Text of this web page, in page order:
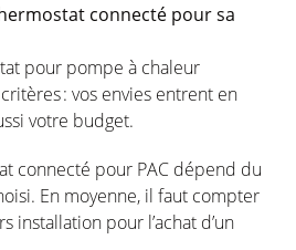
connecté poursa
pour pompe à chaleur
critères: vos envies entrent en
votre budget.
connecté pour PAC dépend du
. En moyenne, il faut compter
installation pour l’achat d’un